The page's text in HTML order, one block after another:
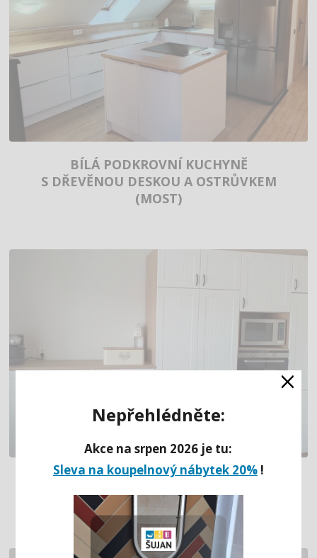
BÍLÁ PODKROVNÍ KUCHYNĚ
S DŘEVĚNOU DESKOU A OSTRŮVKEM
(MOST)
KRÁSNÁ KUCHYŇ DO L S RETRO PRVKY
(BÍLINA)
Nepřehlédněte:
Akce na srpen 2026 je tu:
Sleva na koupelnový nábytek 20%!
×